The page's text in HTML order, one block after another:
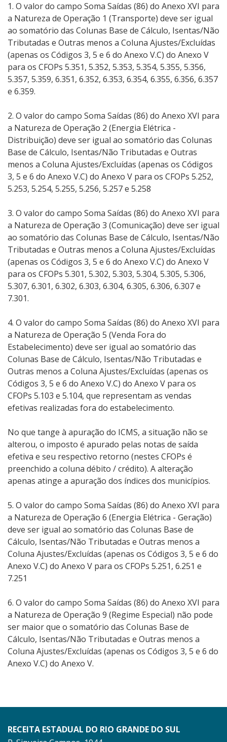
1. O valor do campo Soma Saídas (86) do Anexo XVI para
a Natureza de Operação 1 (Transporte) deve ser igual
ao somatório das Colunas Base de Cálculo, Isentas/Não
Tributadas e Outras menos a Coluna Ajustes/Excluídas
(apenas os Códigos 3, 5 e 6 do Anexo V.C) do Anexo V
para os CFOPs 5.351, 5.352, 5.353, 5.354, 5.355, 5.356,
5.357, 5.359, 6.351, 6.352, 6.353, 6.354, 6.355, 6.356, 6.357
e 6.359.
2. O valor do campo Soma Saídas (86) do Anexo XVI para
a Natureza de Operação 2 (Energia Elétrica -
Distribuição) deve ser igual ao somatório das Colunas
Base de Cálculo, Isentas/Não Tributadas e Outras
menos a Coluna Ajustes/Excluídas (apenas os Códigos
3, 5 e 6 do Anexo V.C) do Anexo V para os CFOPs 5.252,
5.253, 5.254, 5.255, 5.256, 5.257 e 5.258
3. O valor do campo Soma Saídas (86) do Anexo XVI para
a Natureza de Operação 3 (Comunicação) deve ser igual
ao somatório das Colunas Base de Cálculo, Isentas/Não
Tributadas e Outras menos a Coluna Ajustes/Excluídas
(apenas os Códigos 3, 5 e 6 do Anexo V.C) do Anexo V
para os CFOPs 5.301, 5.302, 5.303, 5.304, 5.305, 5.306,
5.307, 6.301, 6.302, 6.303, 6.304, 6.305, 6.306, 6.307 e
7.301.
4. O valor do campo Soma Saídas (86) do Anexo XVI para
a Natureza de Operação 5 (Venda Fora do
Estabelecimento) deve ser igual ao somatório das
Colunas Base de Cálculo, Isentas/Não Tributadas e
Outras menos a Coluna Ajustes/Excluídas (apenas os
Códigos 3, 5 e 6 do Anexo V.C) do Anexo V para os
CFOPs 5.103 e 5.104, que representam as vendas
efetivas realizadas fora do estabelecimento.
No que tange à apuração do ICMS, a situação não se
alterou, o imposto é apurado pelas notas de saída
efetiva e seu respectivo retorno (nestes CFOPs é
preenchido a coluna débito / crédito). A alteração
apenas atinge a apuração dos índices dos municípios.
5. O valor do campo Soma Saídas (86) do Anexo XVI para
a Natureza de Operação 6 (Energia Elétrica - Geração)
deve ser igual ao somatório das Colunas Base de
Cálculo, Isentas/Não Tributadas e Outras menos a
Coluna Ajustes/Excluídas (apenas os Códigos 3, 5 e 6 do
Anexo V.C) do Anexo V para os CFOPs 5.251, 6.251 e
7.251
6. O valor do campo Soma Saídas (86) do Anexo XVI para
a Natureza de Operação 9 (Regime Especial) não pode
ser maior que o somatório das Colunas Base de
Cálculo, Isentas/Não Tributadas e Outras menos a
Coluna Ajustes/Excluídas (apenas os Códigos 3, 5 e 6 do
Anexo V.C) do Anexo V.
RECEITA ESTADUAL DO RIO GRANDE DO SUL